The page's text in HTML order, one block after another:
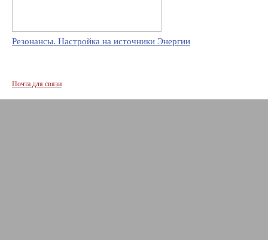
Резонансы. Настройка на источники Энергии
Почта для связи